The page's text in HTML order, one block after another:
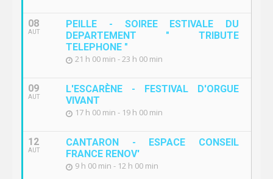
08
AUT
PEILLE - SOIREE ESTIVALE DU
DEPARTEMENT " TRIBUTE
TELEPHONE "
21 h 00 min - 23 h 00 min
09
AUT
L'ESCARÈNE - FESTIVAL D'ORGUE
VIVANT
17 h 00 min - 19 h 00 min
12
AUT
CANTARON - ESPACE CONSEIL
FRANCE RENOV'
9 h 00 min - 12 h 00 min